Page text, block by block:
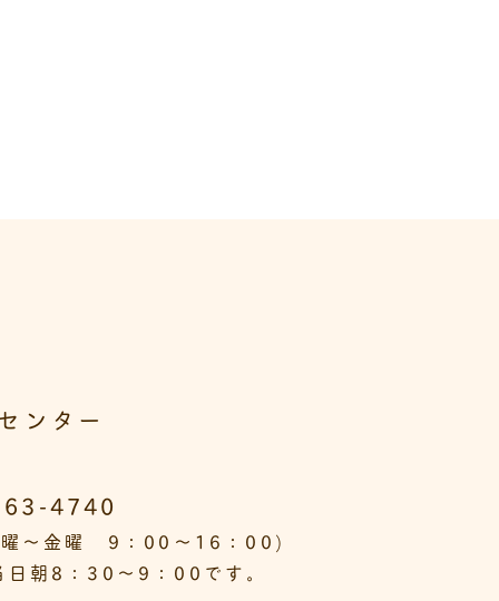
ンター
4740
曜～金曜 9：00～16：00)
日朝8：30～9：00です。